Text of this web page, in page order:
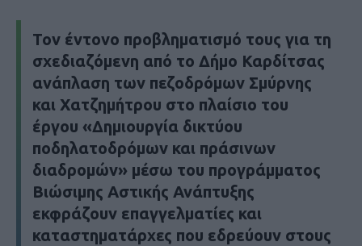
Τον έντονο προβληματισμό τους για τη
σχεδιαζόμενη από το Δήμο Καρδίτσας
ανάπλαση των πεζοδρόμων Σμύρνης
και Χατζημήτρου στο πλαίσιο του
έργου «Δημιουργία δικτύου
ποδηλατοδρόμων και πράσινων
διαδρομών» μέσω του προγράμματος
Βιώσιμης Αστικής Ανάπτυξης
εκφράζουν επαγγελματίες και
καταστηματάρχες που εδρεύουν στους